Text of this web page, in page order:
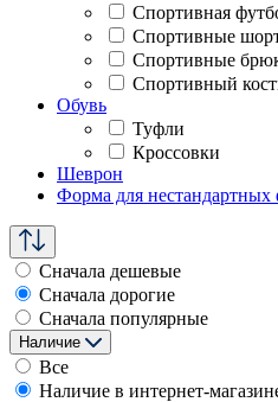
Спортивная
Спортивные
Спортивные
Спортивный
Обувь
Туфли
Кроссовки
Шеврон
Форма для нестандартных
Сначала дешевые
Сначала дорогие
Сначала популярные
Наличие
Все
Наличие в интернет-